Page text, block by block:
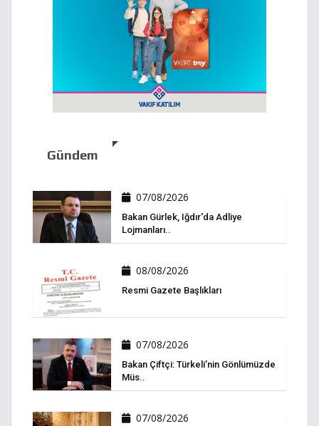
Gündem
07/08/2026
Bakan Gürlek, Iğdır'da Adliye
Lojmanları..
08/08/2026
Resmi Gazete Başlıkları
07/08/2026
Bakan Çiftçi: Türkeli’nin Gönlümüzde
Müs..
07/08/2026